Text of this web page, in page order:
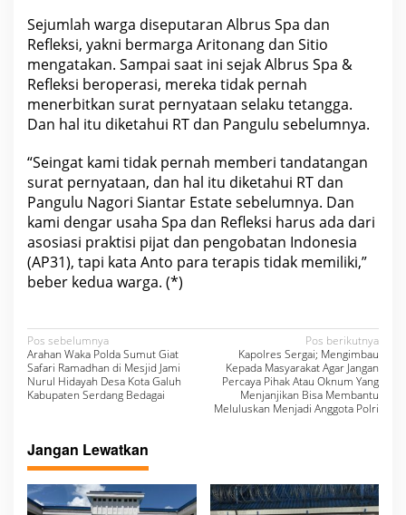
k
G
r
i
y
a
Sejumlah warga diseputaran Albrus Spa dan
Refleksi, yakni bermarga Aritonang dan Sitio
mengatakan. Sampai saat ini sejak Albrus Spa &
Refleksi beroperasi, mereka tidak pernah
menerbitkan surat pernyataan selaku tetangga.
Dan hal itu diketahui RT dan Pangulu sebelumnya.
“Seingat kami tidak pernah memberi tandatangan
surat pernyataan, dan hal itu diketahui RT dan
Pangulu Nagori Siantar Estate sebelumnya. Dan
kami dengar usaha Spa dan Refleksi harus ada dari
asosiasi praktisi pijat dan pengobatan Indonesia
(AP31), tapi kata Anto para terapis tidak memiliki,”
beber kedua warga. (*)
N
a
v
g
a
s
Pos sebelumnya
Arahan Waka Polda Sumut Giat
Safari Ramadhan di Mesjid Jami
Nurul Hidayah Desa Kota Galuh
Kabupaten Serdang Bedagai
Pos berikutnya
Kapolres Sergai; Mengimbau
Kepada Masyarakat Agar Jangan
Percaya Pihak Atau Oknum Yang
Menjanjikan Bisa Membantu
Meluluskan Menjadi Anggota Polri
Jangan Lewatkan